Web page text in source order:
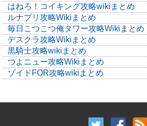
はねろ！コイキング攻略wikiまとめ
ルナプリ攻略Wikiまとめ
毎日こつこつ俺タワー攻略Wikiまとめ
デスクラ攻略Wikiまとめ
黒騎士攻略wikiまとめ
つよニュー攻略Wikiまとめ
ゾイドFOR攻略wikiまとめ